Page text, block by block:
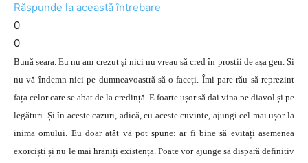
Răspunde la această întrebare
0
0
Bună seara. Eu nu am crezut și nici nu vreau să cred în prostii de așa gen. Și
nu vă îndemn nici pe dumneavoastră să o faceți. Îmi pare rău să reprezint
fața celor care se abat de la credință. E foarte ușor să dai vina pe diavol și pe
legături. Și în aceste cazuri, adică, cu aceste cuvinte, ajungi cel mai ușor la
inima omului. Eu doar atât vă pot spune: ar fi bine să evitați asemenea
exorciști și nu le mai hrăniți existența. Poate vor ajunge să dispară definitiv